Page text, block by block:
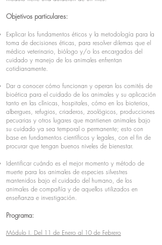
Objetivos particulares:
Explicar los fundamentos éticos y la metodología para la
toma de decisiones éticas, para resolver dilemas que el
médico veterinario, biólogo y/o los encargados del
cuidado y manejo de los animales enfrentan
cotidianamente.
Dar a conocer cómo funcionan y operan los comités de
bioética para el cuidado de los animales y su aplicación
tanto en las clínicas, hospitales, cómo en los bioterios,
albergues, refugios, criaderos, zoológicos, producciones
pecuarias y otros lugares que mantienen animales bajo
su cuidado ya sea temporal o permanente; esto con
base en fundamentos científicos y legales, con el fin de
procurar que tengan buenos niveles de bienestar.
Identificar cuándo es el mejor momento y método de
muerte para los animales de especies silvestres
mantenidos bajo el cuidado del humano, de los
animales de compañía y de aquellos utilizados en
enseñanza e investigación.
Programa:
Módulo I. Del 11 de Enero al 10 de Febrero